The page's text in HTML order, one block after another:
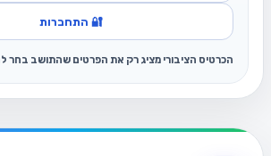
🔐 התחברות
הכרטיס הציבורי מציג רק את הפרטים שהתושב בחר